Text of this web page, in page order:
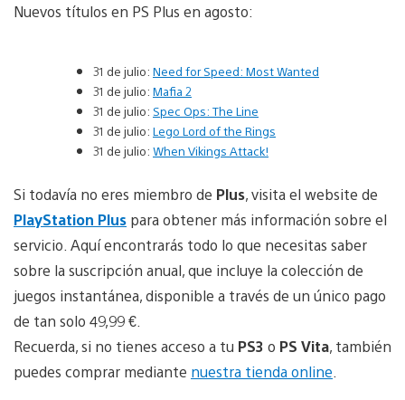
Nuevos títulos en PS Plus en agosto:
31 de julio: Need for Speed: Most Wanted
31 de julio: Mafia 2
31 de julio: Spec Ops: The Line
31 de julio: Lego Lord of the Rings
31 de julio: When Vikings Attack!
Si todavía no eres miembro de Plus, visita el website de
PlayStation Plus para obtener más información sobre el
servicio. Aquí encontrarás todo lo que necesitas saber
sobre la suscripción anual, que incluye la colección de
juegos instantánea, disponible a través de un único pago
de tan solo 49,99 €.
Recuerda, si no tienes acceso a tu PS3 o PS Vita, también
puedes comprar mediante nuestra tienda online